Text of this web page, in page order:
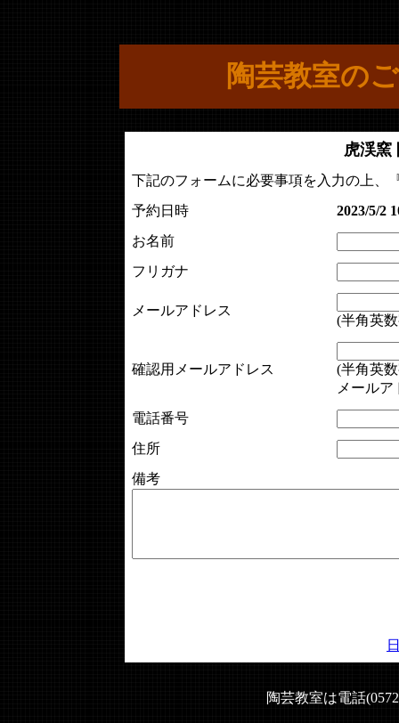
陶芸教室の
虎渓窯
下記のフォームに必要事項を入力の上、
予約日時
2023/5/2
お名前
フリガナ
メールアドレス
(半角英
確認用メールアドレス
(半角英
メール
電話番号
住所
備考
陶芸教室は電話